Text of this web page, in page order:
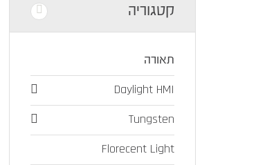
קטגוריה
תאורה
Daylight HMI
Tungsten
Florecent Light